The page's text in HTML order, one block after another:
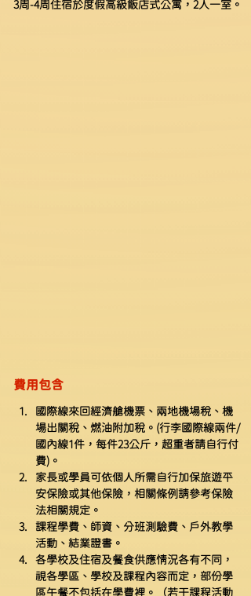
3周-4周住宿於度假高級飯店式公寓，2人一室。
費用包含
國際線來回經濟艙機票、兩地機場稅、機
場出關稅、燃油附加稅。(行李國際線兩件/
國內線1件，每件23公斤，超重者請自行付
費)。
家長或學員可依個人所需自行加保旅遊平
安保險或其他保險，相關條例請參考保險
法相關規定。
課程學費、師資、分班測驗費、戶外教學
活動、結業證書。
各學校及住宿及餐食供應情況各有不同，
視各學區、學校及課程內容而定，部份學
區午餐不包括在學費裡。（若干課程活動